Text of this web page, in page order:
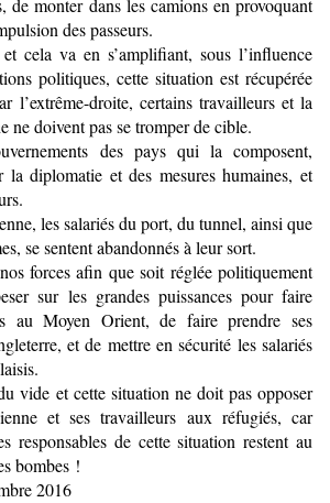
de monter dans les camions en provoquant
des passeurs.
cela va en s’amplifiant, sous l’influence
politiques, cette situation est récupérée
l’extrême-droite, certains travailleurs et la
ne doivent pas se tromper de cible.
des pays qui la composent,
la diplomatie et des mesures humaines, et
les salariés du port, du tunnel, ainsi que
se sentent abandonnés à leur sort.
forces afin que soit réglée politiquement
sur les grandes puissances pour faire
au Moyen Orient, de faire prendre ses
et de mettre en sécurité les salariés
vide et cette situation ne doit pas opposer
et ses travailleurs aux réfugiés, car
responsables de cette situation restent au
bombes !
2016